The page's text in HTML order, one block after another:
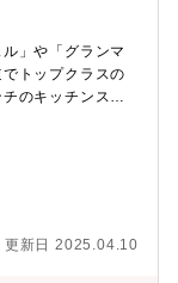
」や「グランマ
トップクラスの
のキッチンスタ
物品の発注業務
、片付け・レスト
能力によって、野
などをお任せし
タッフも在籍中
更新日 2025.04.10